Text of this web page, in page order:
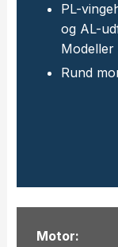
PL-
og AL-
Rund
Motor: